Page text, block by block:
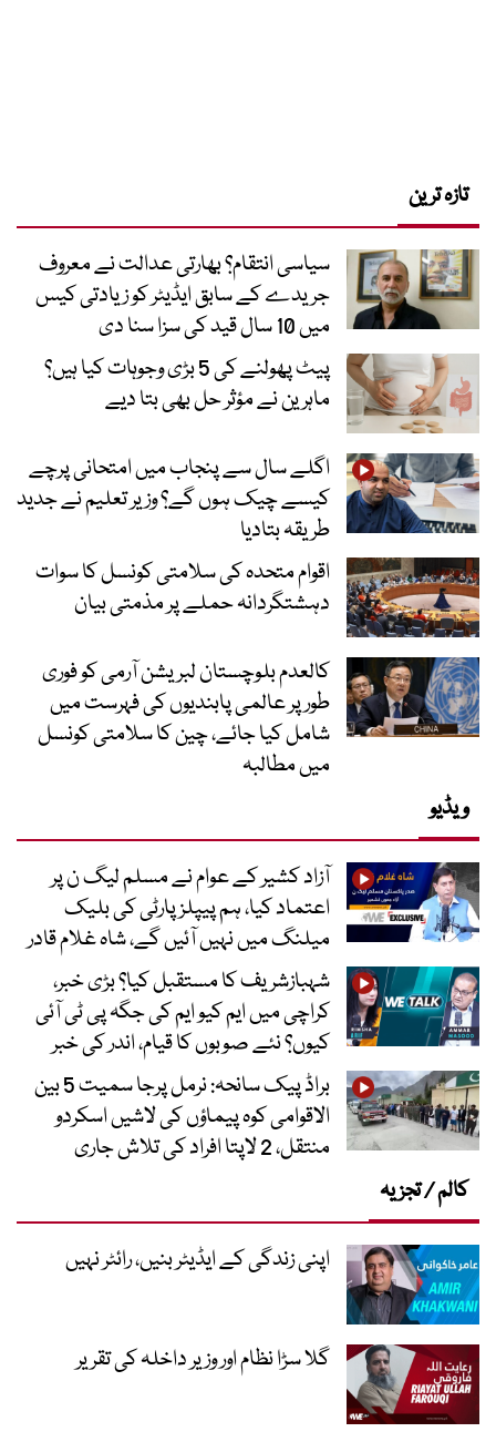
تازہ ترین
سیاسی انتقام؟ بھارتی عدالت نے معروف
جریدے کے سابق ایڈیٹر کو زیادتی کیس
میں 10 سال قید کی سزا سنا دی
پیٹ پھولنے کی 5 بڑی وجوہات کیا ہیں؟
ماہرین نے مؤثر حل بھی بتا دیے
اگلے سال سے پنجاب میں امتحانی پرچے
کیسے چیک ہوں گے؟ وزیر تعلیم نے جدید
طریقہ بتادیا
اقوام متحدہ کی سلامتی کونسل کا سوات
دہشتگردانہ حملے پر مذمتی بیان
کالعدم بلوچستان لبریشن آرمی کو فوری
طور پر عالمی پابندیوں کی فہرست میں
شامل کیا جائے، چین کا سلامتی کونسل
میں مطالبہ
ویڈیو
آزاد کشیر کے عوام نے مسلم لیگ ن پر
اعتماد کیا، ہم پیپلز پارٹی کی بلیک
میلنگ میں نہیں آئیں گے، شاہ غلام قادر
شہبازشریف کا مستقبل کیا؟ بڑی خبر،
کراچی میں ایم کیو ایم کی جگہ پی ٹی آئی
کیوں؟ نئے صوبوں کا قیام، اندر کی خبر
براڈ پیک سانحہ: نرمل پرجا سمیت 5 بین
الاقوامی کوہ پیماؤں کی لاشیں اسکردو
منتقل، 2 لاپتا افراد کی تلاش جاری
کالم / تجزیہ
اپنی زندگی کے ایڈیٹر بنیں، رائٹر نہیں
گلا سڑا نظام اور وزیر داخلہ کی تقریر